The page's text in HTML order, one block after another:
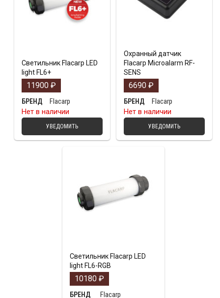
Светильник Flacarp LED
light FL6+
11900 ₽
БРЕНД
Flacarp
Нет в наличии
УВЕДОМИТЬ
Охранный датчик
Flacarp Microalarm RF-
SENS
6690 ₽
БРЕНД
Flacarp
Нет в наличии
УВЕДОМИТЬ
Светильник Flacarp LED
light FL6-RGB
10180 ₽
БРЕНД Flacarp